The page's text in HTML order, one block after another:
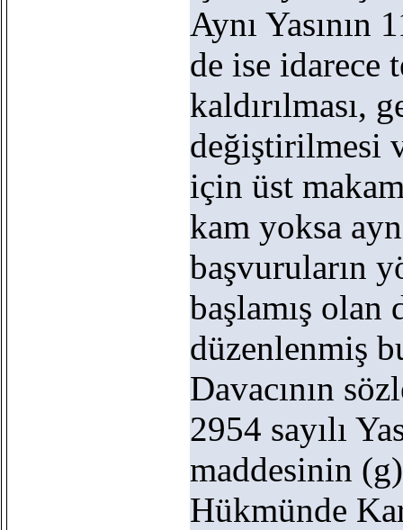
Aynı Yasının
de ise idarece
kaldırılması,
değiştirilmesi
için üst
kam yoksa
başvuruların
başlamış olan
düzenlenmiş
Davacının
2954 sayılı
maddesinin
Hükmünde